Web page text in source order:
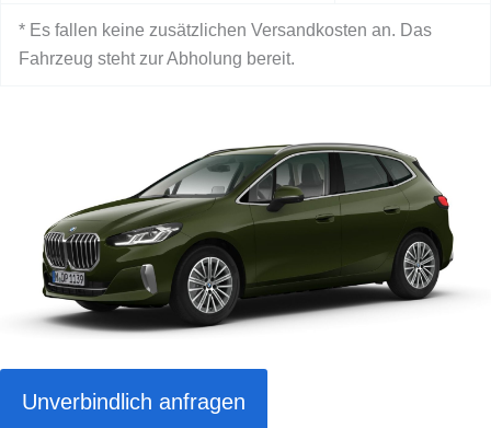
* Es fallen keine zusätzlichen Versandkosten an. Das
Fahrzeug steht zur Abholung bereit.
Unverbindlich anfragen